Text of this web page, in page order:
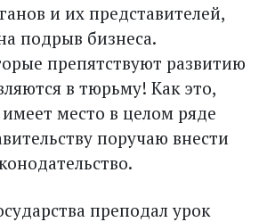
и их представителей,
подрыв бизнеса.
препятствуют развитию
в тюрьму! Как это,
место в целом ряде
поручаю внести
преподал урок